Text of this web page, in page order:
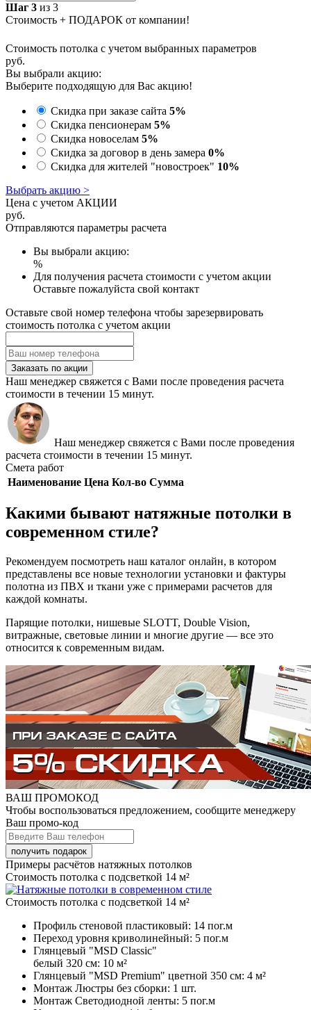
Шаг 3 из 3
Стоимость + ПОДАРОК от компании!
Стоимость потолка с учетом выбранных параметров
руб.
Вы выбрали акцию:
Выберите подходящую для Вас акцию!
Скидка при заказе сайта 5%
Скидка пенсионерам 5%
Скидка новоселам 5%
Скидка за договор в день замера 0%
Скидка для жителей "новостроек" 10%
Выбрать акцию >
Цена с учетом АКЦИИ
руб.
Отправляются параметры расчета
Вы выбрали акцию:
%
Для получения расчета стоимости с учетом акции
Оставьте пожалуйста свой контакт
Оставьте свой номер телефона чтобы зарезервировать
стоимость потолка с учетом акции
Заказать по акции
Наш менеджер свяжется с Вами после проведения расчета
стоимости в течении 15 минут.
Наш менеджер свяжется с Вами после проведения
расчета стоимости в течении 15 минут.
Смета работ
Наименование Цена Кол-во Сумма
Какими бывают натяжные потолки в
современном стиле?
Рекомендуем посмотреть наш каталог онлайн, в котором
представлены все новые технологии установки и фактуры
полотна из ПВХ и ткани уже с примерами расчетов для
каждой комнаты.
Парящие потолки, нишевые SLOTT, Double Vision,
витражные, световые линии и многие другие — все это
относится к современным видам.
ВАШ ПРОМОКОД
Чтобы воспользоваться предложением, сообщите менеджеру
Ваш промо-код
Примеры расчётов натяжных потолков
Стоимость потолка с подсветкой 14 м²
Стоимость потолка с подсветкой 14 м²
Профиль стеновой пластиковый: 14 пог.м
Переход уровня криволинейный: 5 пог.м
Глянцевый "MSD Classic"
белый 320 см: 10 м²
Глянцевый "MSD Premium" цветной 350 см: 4 м²
Монтаж Люстры без сборки: 1 шт.
Монтаж Светодиодной ленты: 5 пог.м